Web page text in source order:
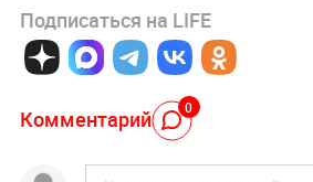
Подписаться на LIFE
Комментарий 0